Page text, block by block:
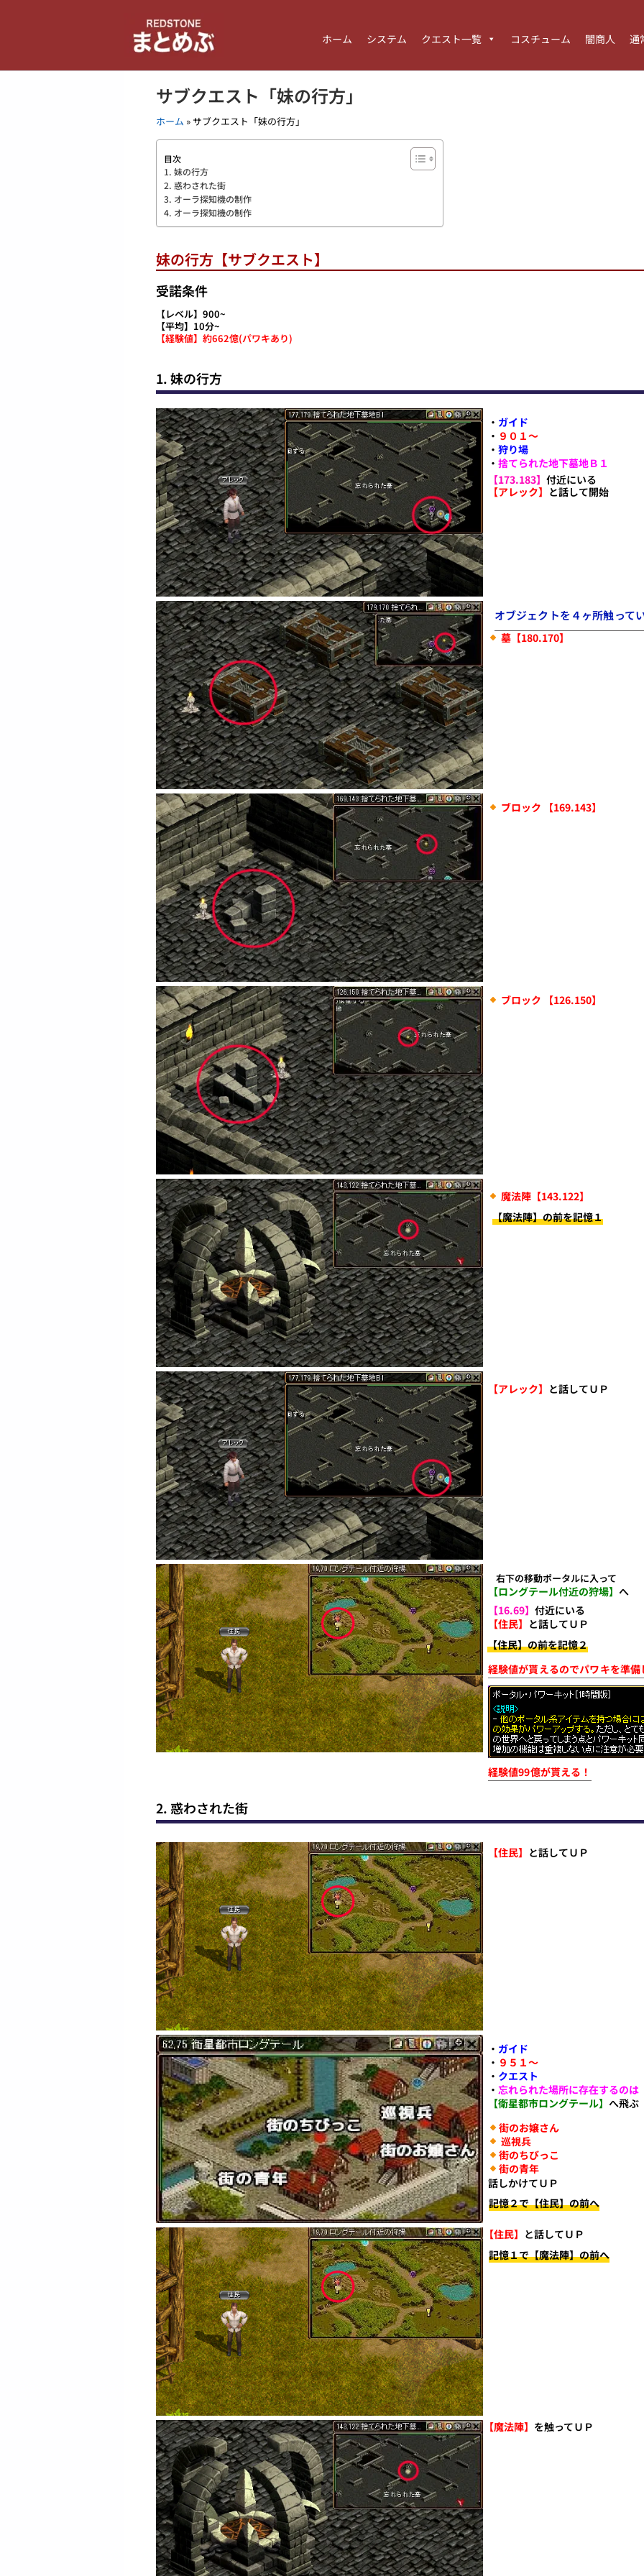
キ
ホーム システム クエスト一覧 コスチューム 闇商人 通
サブクエスト「妹の行方」
ホーム » サブクエスト「妹の行方」
目次
1. 妹の行方
2. 惑わされた街
3. オーラ探知機の制作
4. オーラ探知機の制作
妹の行方【サブクエスト】
受諾条件
【レベル】900~
【平均】10分~
【経験値】約662億(パワキあり)
1. 妹の行方
・ ガイド
・ ９０１〜
・ 狩り場
・ 捨てられた地下墓地Ｂ１
【173.183】 付近にいる
【アレック】 と話して開始
オブジェクトを４ヶ所触って
墓【180.170】
ブロック 【169.143】
ブロック 【126.150】
魔法陣【143.122】
【魔法陣】の前を記憶１
【アレック】 と話してＵＰ
右下の移動ポータルに入って
【ロングテール付近の狩場】 へ
【16.69】 付近にいる
【住民】 と話してＵＰ
【住民】の前を記憶２
経験値が貰えるのでパワキを準
経験値99億が貰える！
2. 惑わされた街
【住民】 と話してＵＰ
・ ガイド
・ ９５１〜
・ クエスト
・ 忘れられた場所に存在するのは
【衛星都市ロングテール】 へ飛ぶ
街のお嬢さん
巡視兵
街のちびっこ
街の青年
話しかけてＵＰ
記憶２で【住民】の前へ
【住民】 と話してＵＰ
記憶１で【魔法陣】の前へ
【魔法陣】 を触ってＵＰ